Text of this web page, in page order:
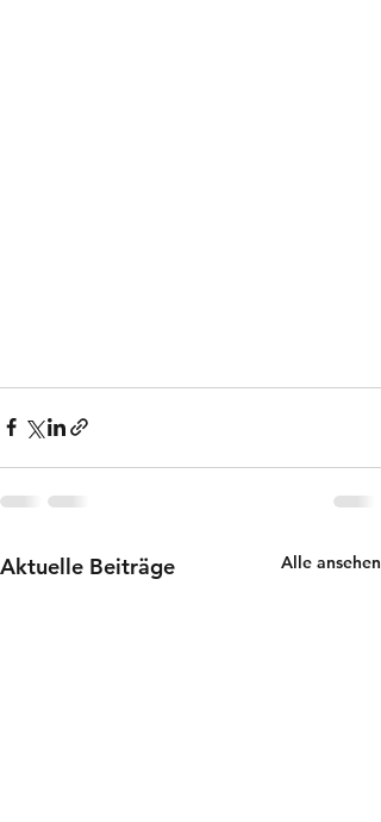
Aktuelle Beiträge Alle ansehen